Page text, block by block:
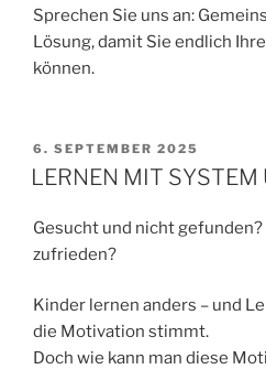
Sprechen Sie uns an:
Lösung, damit Sie endlich
können.
VERÖFFENTLICHT
AM
6. SEPTEMBER 2025
LERNEN MIT SYSTEM
Gesucht und nicht
zufrieden?
Kinder lernen anders – und
die Motivation stimmt.
Doch wie kann man diese